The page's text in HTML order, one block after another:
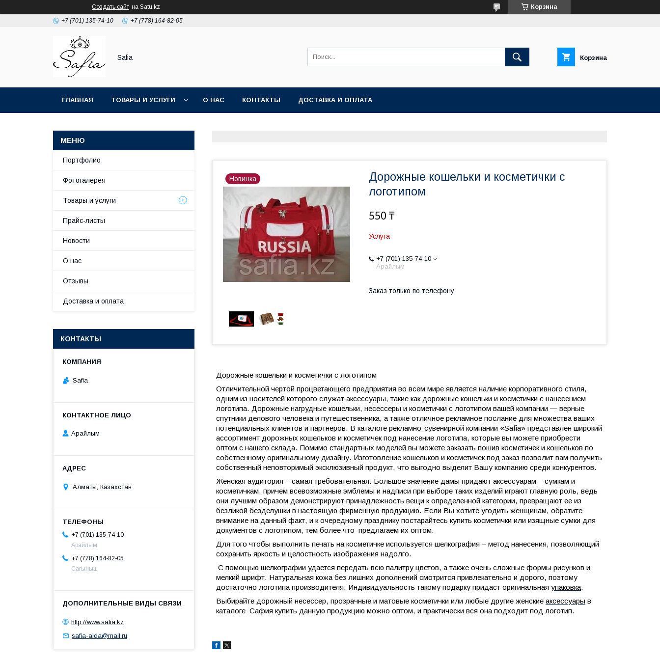
Создать сайт на Satu.kz Корзина
+7 (701) 135-74-10 +7 (778) 164-82-05
Safia Корзина
ГЛАВНАЯ ТОВАРЫ И УСЛУГИ О НАС КОНТАКТЫ ДОСТАВКА И ОПЛАТА
Новинка
Дорожные кошельки и косметички с
логотипом
550 ₸
Услуга
+7 (701) 135-74-10
Арайлым
Заказ только по телефону
Дорожные кошельки и косметички с логотипом
Отличительной чертой процветающего предприятия во всем мире является наличие корпоративного стиля,
одним из носителей которого служат аксессуары, такие как дорожные кошельки и косметички с нанесением
логотипа. Дорожные нагрудные кошельки, несессеры и косметички с логотипом вашей компании ― верные
спутники делового человека и путешественника, а также отличное рекламное послание для множества ваших
потенциальных клиентов и партнеров. В каталоге рекламно-сувенирной компании «Safia» представлен широкий
ассортимент дорожных кошельков и косметичек под нанесение логотипа, которые вы можете приобрести
оптом с нашего склада. Помимо стандартных моделей вы можете заказать пошив косметичек и кошельков по
собственному оригинальному дизайну. Изготовление кошельков и косметичек под заказ позволит вам получить
собственный неповторимый эксклюзивный продукт, что выгодно выделит Вашу компанию среди конкурентов.
Женская аудитория – самая требовательная. Большое значение дамы придают аксессуарам – сумкам и
косметичкам, причем всевозможные эмблемы и надписи при выборе таких изделий играют главную роль, ведь
они лучшим образом демонстрируют принадлежность вещи к определенной категории, превращают ее из
безликой безделушки в настоящую фирменную продукцию. Если Вы хотите угодить женщинам, обратите
внимание на данный факт, и к очередному празднику постарайтесь купить косметички или изящные сумки для
документов с логотипом, тем более что предлагаем их оптом.
Для того чтобы выполнить печать на косметичке используется шелкография – метод нанесения, позволяющий
сохранить яркость и целостность изображения надолго.
С помощью шелкографии удается передать всю палитру цветов, а также очень сложные формы рисунков и
мелкий шрифт. Натуральная кожа без лишних дополнений смотрится привлекательно и дорого, поэтому
достаточно логотипа производителя. Индивидуальность такому подарку придаст оригинальная упаковка.
Выбирайте дорожный несессер, прозрачные и матовые косметички или любые другие женские аксессуары в
каталоге Cафия купить данную продукцию можно оптом, и практически вся она подходит под логотип.
Портфолио
Фотогалерея
Товары и услуги
Прайс-листы
Новости
О нас
Отзывы
Доставка и оплата
КОНТАКТЫ
Safia
Арайлым
Алматы, Казахстан
+7 (701) 135-74-10
Арайлым
+7 (778) 164-82-05
Сагыныш
http://www.safia.kz
safia-aida@mail.ru